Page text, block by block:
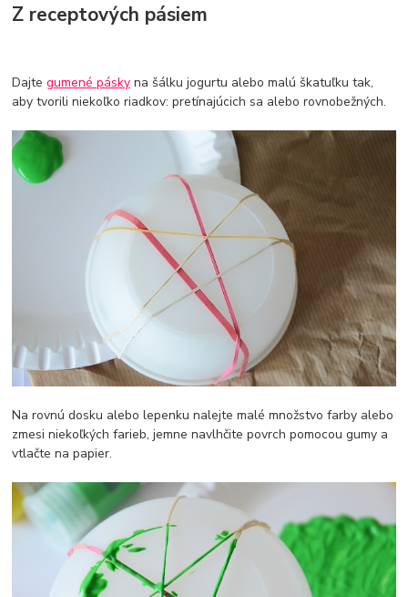
Z receptových pásiem
Dajtegumené pásky na šálku jogurtu alebo malú škatuľku tak,
aby tvorili niekoľko riadkov: pretínajúcich sa alebo rovnobežných.
Na rovnú dosku alebo lepenku nalejte malé množstvo farby alebo
zmesi niekoľkých farieb, jemne navlhčite povrch pomocou gumy a
vtlačte na papier.